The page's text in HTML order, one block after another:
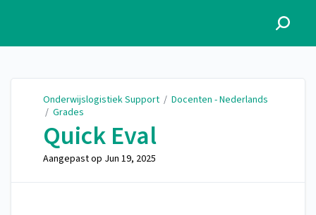
Onderwijslogistiek Support / Docenten - Nederlands
/ Grades
Quick Eval
Aangepast op Jun 19, 2025